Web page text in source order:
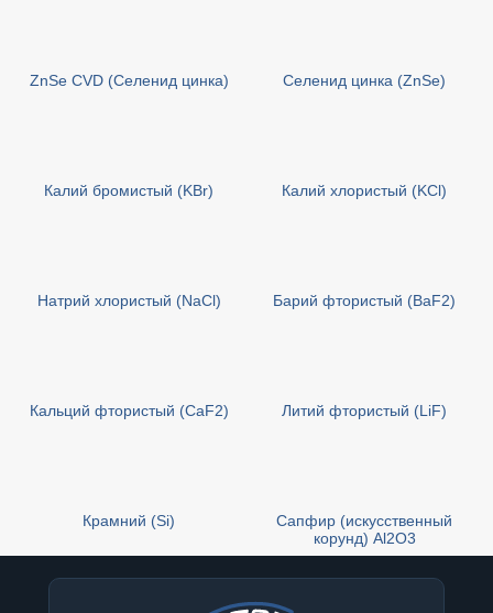
ZnSe CVD (Селенид цинка) Селенид цинка (ZnSe)
Калий бромистый (KBr) Калий хлористый (KCl)
Натрий хлористый (NaCl) Барий фтористый (BaF2)
Кальций фтористый (CaF2) Литий фтористый (LiF)
Крамний (Si)
Сапфир (искусственный
корунд) Al2O3